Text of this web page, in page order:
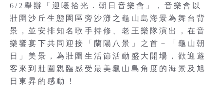
6/2舉辦「迎曦拾光．朝日音樂會」，音樂會以
壯圍沙丘生態園區旁沙灘之龜山島海景為舞台背
景，並安排知名歌手持修、老王樂隊演出，在音
樂饗宴下共同迎接「蘭陽八景」之首－「龜山朝
日」美景，為壯圍生活節活動盛大開場，歡迎遊
客來到壯圍親臨感受最美龜山島角度的海景及旭
日東昇的感動 !